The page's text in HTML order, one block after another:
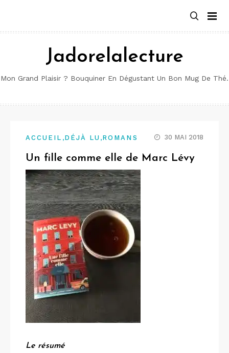
contenu
Jadorelalecture
Mon Grand Plaisir ? Bouquiner En Dégustant Un Bon Mug De Thé.
ACCUEIL ,DÉJÀ LU ,ROMANS 30 MAI 2018
Un fille comme elle de Marc Lévy
Le résumé